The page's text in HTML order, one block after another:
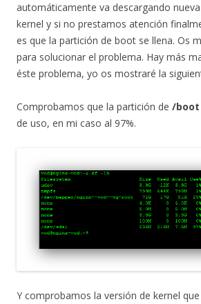
automáticamente va descargando
kernel y si no prestamos atención
es que la partición de boot se llena. Os
para solucionar el problema. Hay más
éste problema, yo os mostraré la
Comprobamos que la partición de /boot
de uso, en mi caso al 97%.
Y comprobamos la versión de kernel